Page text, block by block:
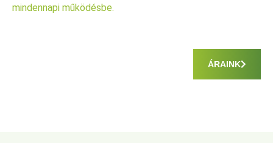
mindennapi működésbe.
ÁRAINK